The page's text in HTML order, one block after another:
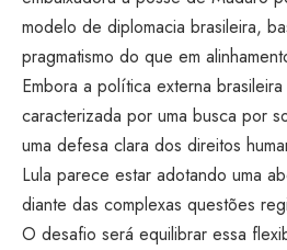
modelo de diplomacia brasileira,
pragmatismo do que em
Embora a política externa
caracterizada por uma busca por
uma defesa clara dos direitos
Lula parece estar adotando uma
diante das complexas questões
O desafio será equilibrar essa